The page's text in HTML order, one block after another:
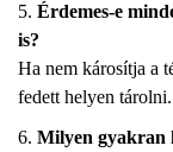
Érdemes-e
is?
Ha nem károsítja a
fedett helyen tárolni.
Milyen gyakran